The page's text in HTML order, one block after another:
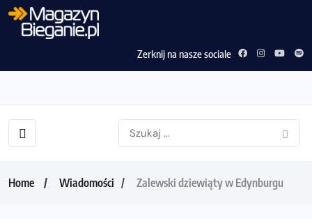
Zerknij na nasze sociale
Home Wiadomości Zalewski dziewiąty w Edynburgu